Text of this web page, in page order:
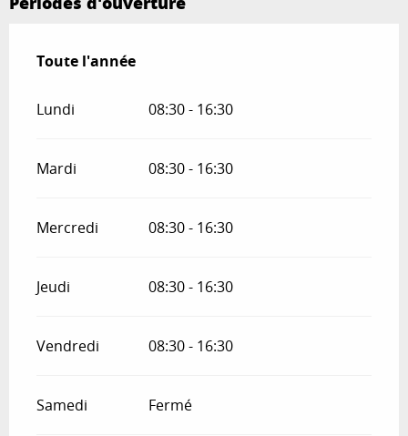
Toute l'année
Toute l'année
Lundi 08:30 - 16:30
Mardi 08:30 - 16:30
Mercredi 08:30 - 16:30
Jeudi 08:30 - 16:30
Vendredi 08:30 - 16:30
Samedi Fermé